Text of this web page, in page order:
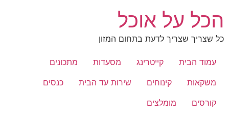
לתוכן
הכל על אוכל
כל שצריך שצריך לדעת בתחום המזון
עמוד הבית קייטרינג מסעדות
מתכונים
משקאות
קינוחים שירות עד הבית
כנסים
קורסים
מומלצים